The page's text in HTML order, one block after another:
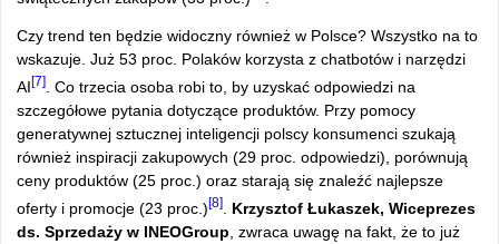
Czy trend ten będzie widoczny również w Polsce? Wszystko na to
wskazuje. Już 53 proc. Polaków korzysta z chatbotów i narzędzi
AI[7]
. Co trzecia osoba robi to, by uzyskać odpowiedzi na
szczegółowe pytania dotyczące produktów. Przy pomocy
generatywnej sztucznej inteligencji polscy konsumenci szukają
również inspiracji zakupowych (29 proc. odpowiedzi), porównują
ceny produktów (25 proc.) oraz starają się znaleźć najlepsze
oferty i promocje (23 proc.)[8]
Krzysztof Łukaszek, Wiceprezes
ds. Sprzedaży w INEOGroup , zwraca uwagę na fakt, że to już